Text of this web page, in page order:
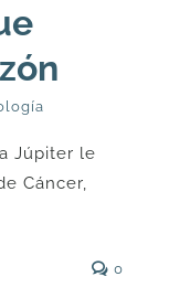
Júpiter le
Cáncer,
0